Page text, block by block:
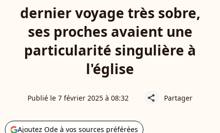
dernier voyage très sobre,
ses proches avaient une
particularité singulière à
l'église
Publié le 7 février 2025 à 08:32 share Partager
Ajoutez Ode à vos sources préférées